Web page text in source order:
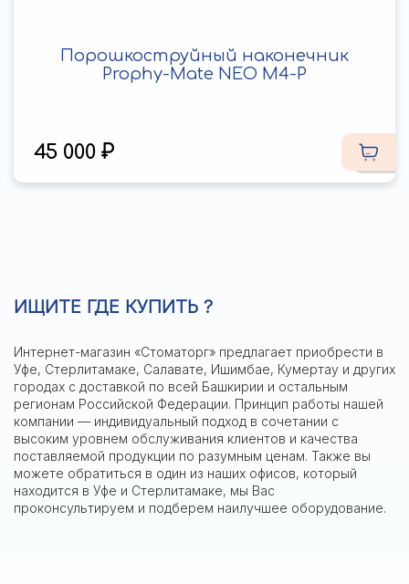
Порошкоструйный наконечник
Prophy-Mate NEO M4-P
45 000
ИЩИТЕ ГДЕ КУПИТЬ ?
Интернет-магазин «Стоматорг» предлагает приобрести в
Уфе, Стерлитамаке, Салавате, Ишимбае, Кумертау и других
городах с доставкой по всей Башкирии и остальным
регионам Российской Федерации. Принцип работы нашей
компании — индивидуальный подход в сочетании с
высоким уровнем обслуживания клиентов и качества
поставляемой продукции по разумным ценам. Также вы
можете обратиться в один из наших офисов, который
находится в Уфе и Стерлитамаке, мы Вас
проконсультируем и подберем наилучшее оборудование.